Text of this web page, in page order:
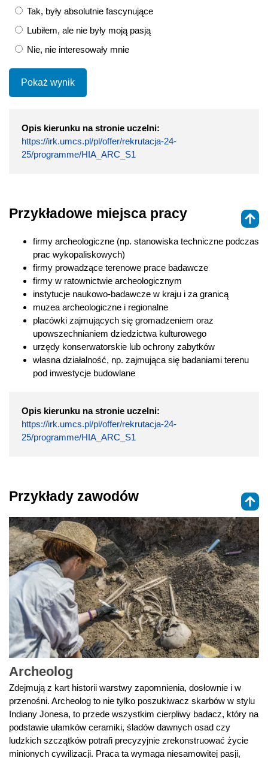
Tak, były absolutnie fascynujące
Lubiłem, ale nie były moją pasją
Nie, nie interesowały mnie
Pokaż wynik
Opis kierunku na stronie uczelni:
https://irk.umcs.pl/pl/offer/rekrutacja-24-
25/programme/HIA_ARC_S1
Przykładowe miejsca pracy
firmy archeologiczne (np. stanowiska techniczne podczas
prac wykopaliskowych)
firmy prowadzące terenowe prace badawcze
firmy w ratownictwie archeologicznym
instytucje naukowo-badawcze w kraju i za granicą
muzea archeologiczne i regionalne
placówki zajmujących się gromadzeniem oraz
upowszechnianiem dziedzictwa kulturowego
urzędy konserwatorskie lub ochrony zabytków
własna działalność, np. zajmująca się badaniami terenu
pod inwestycje budowlane
Opis kierunku na stronie uczelni:
https://irk.umcs.pl/pl/offer/rekrutacja-24-
25/programme/HIA_ARC_S1
Przykłady zawodów
Archeolog
Zdejmują z kart historii warstwy zapomnienia, dosłownie i w
przenośni. Archeolog to nie tylko poszukiwacz skarbów w stylu
Indiany Jonesa, to przede wszystkim cierpliwy badacz, który na
podstawie ułamków ceramiki, śladów dawnych osad czy
ludzkich szczątków potrafi precyzyjnie zrekonstruować życie
minionych cywilizacji. Praca ta wymaga niesamowitej pasji,